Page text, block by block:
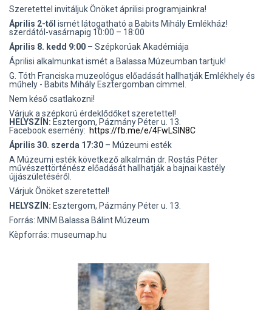
Szeretettel invitáljuk Önöket áprilisi programjainkra!
Április 2-től ismét látogatható a Babits Mihály Emlékház!
szerdától-vasárnapig 10:00 – 18:00
Április 8. kedd 9:00 – Szépkorúak Akadémiája
Áprilisi alkalmunkat ismét a Balassa Múzeumban tartjuk!
G. Tóth Franciska muzeológus előadását hallhatják Emlékhely és
műhely - Babits Mihály Esztergomban címmel.
Nem késő csatlakozni!
Várjuk a szépkorú érdeklődőket szeretettel!
HELYSZÍN: Esztergom, Pázmány Péter u. 13.
Facebook esemény: https://fb.me/e/4FwLSlN8C
Április 30. szerda 17:30 – Múzeumi esték
A Múzeumi esték következő alkalmán dr. Rostás Péter
művészettörténész előadását hallhatják a bajnai kastély
újjászületéséről.
Várjuk Önöket szeretettel!
HELYSZÍN: Esztergom, Pázmány Péter u. 13.
Forrás: MNM Balassa Bálint Múzeum
Kèpforrás: museumap.hu